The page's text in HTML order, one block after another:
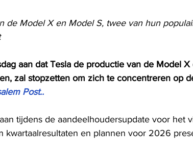
de Model X en Model S, twee van hun
aan dat Tesla de productie van de Model
zal stopzetten om zich te concentreren op
Post..
tijdens de aandeelhoudersupdate voor het
kwartaalresultaten en plannen voor 2026